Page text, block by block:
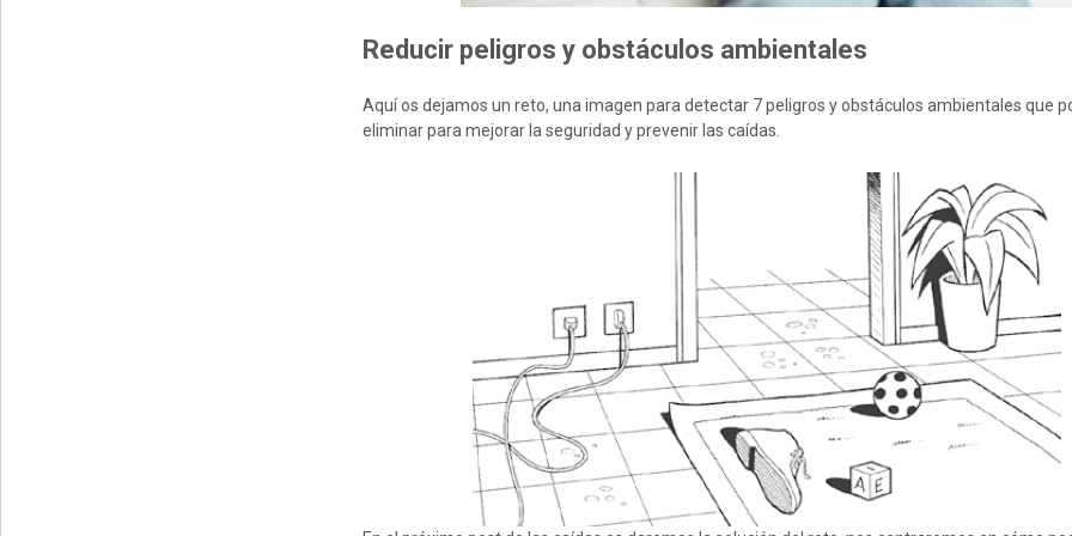
Reducir peligros y obstáculos ambientales
Aquí os dejamos un reto, una imagen para detectar 7 peligros y obstáculos ambientales que
eliminar para mejorar la seguridad y prevenir las caídas.